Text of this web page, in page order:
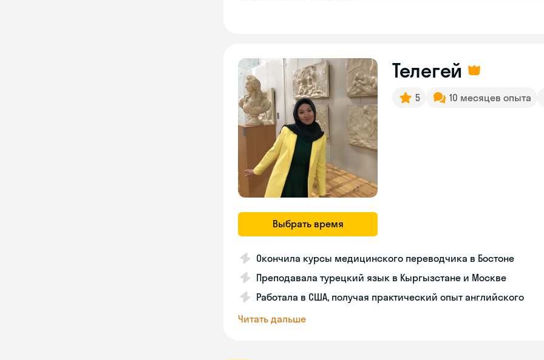
Выбрать время
Телегей
5 10 месяцев опыта
Окончила курсы медицинского переводчика в Бостоне
Преподавала турецкий язык в Кыргызстане и Москве
Работала в США, получая практический опыт английского
Читать дальше